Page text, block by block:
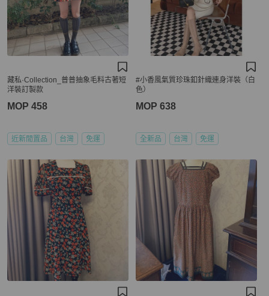
藏私·Collection_普普抽象毛料古著短
洋裝訂製款
MOP 458
近新閒置品 台灣 免運
#小香風氣質珍珠釦針織連身洋裝（白
色）
MOP 638
全新品 台灣 免運